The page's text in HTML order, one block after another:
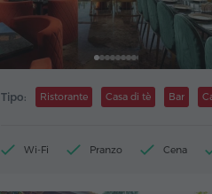
Tipo: Ristorante Casa di tè Bar
Wi-Fi Pranzo Cena